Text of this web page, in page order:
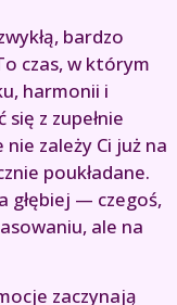
bardzo
czas, w którym
harmonii i
z zupełnie
zależy Ci już na
poukładane.
głębiej — czegoś,
ale na
zaczynają